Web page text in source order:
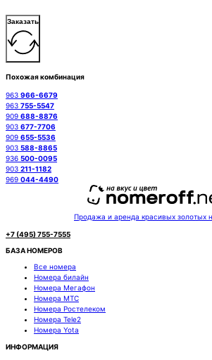
Заказать
Похожая комбинация
963 966-6679
963 755-5547
909 688-8876
903 677-7706
909 655-5536
903 588-8865
936 500-0095
903 211-1182
969 044-4490
Продажа и аренда красивых золотых
+7 (495) 755-7555
БАЗА НОМЕРОВ
Все номера
Номера билайн
Номера Мегафон
Номера МТС
Номера Ростелеком
Номера Tele2
Номера Yota
ИНФОРМАЦИЯ